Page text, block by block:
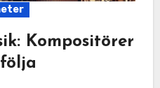
Kompositörer